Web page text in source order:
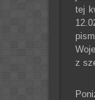
tej
z